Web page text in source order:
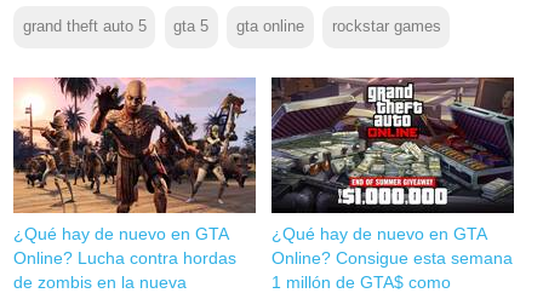
grand theft auto 5 gta 5 gta online rockstar games
¿Qué hay de nuevo en GTA
Online? Lucha contra hordas
de zombis en la nueva
¿Qué hay de nuevo en GTA
Online? Consigue esta semana
1 millón de GTA$ como